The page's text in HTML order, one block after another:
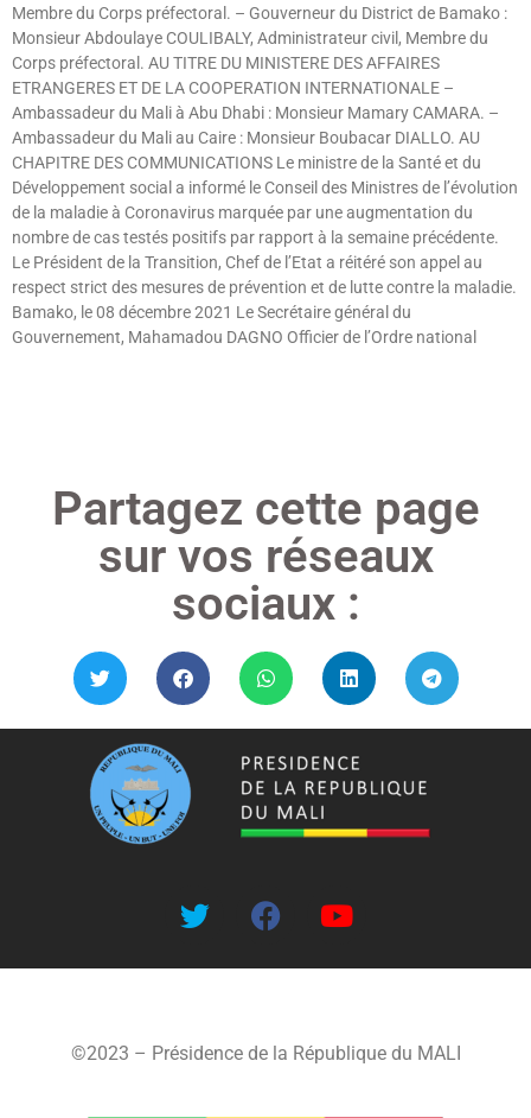
Membre du Corps préfectoral. – Gouverneur du District de Bamako :
Monsieur Abdoulaye COULIBALY, Administrateur civil, Membre du
Corps préfectoral. AU TITRE DU MINISTERE DES AFFAIRES
ETRANGERES ET DE LA COOPERATION INTERNATIONALE –
Ambassadeur du Mali à Abu Dhabi : Monsieur Mamary CAMARA. –
Ambassadeur du Mali au Caire : Monsieur Boubacar DIALLO. AU
CHAPITRE DES COMMUNICATIONS Le ministre de la Santé et du
Développement social a informé le Conseil des Ministres de l’évolution
de la maladie à Coronavirus marquée par une augmentation du
nombre de cas testés positifs par rapport à la semaine précédente.
Le Président de la Transition, Chef de l’Etat a réitéré son appel au
respect strict des mesures de prévention et de lutte contre la maladie.
Bamako, le 08 décembre 2021 Le Secrétaire général du
Gouvernement, Mahamadou DAGNO Officier de l’Ordre national
Partagez cette page
sur vos réseaux
sociaux :
©2023 – Présidence de la République du MALI